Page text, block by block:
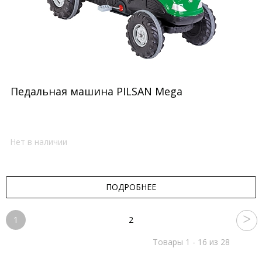
Педальная машина PILSAN Mega
Нет в наличии
ПОДРОБНЕЕ
1
2
Товары 1 - 16 из 28